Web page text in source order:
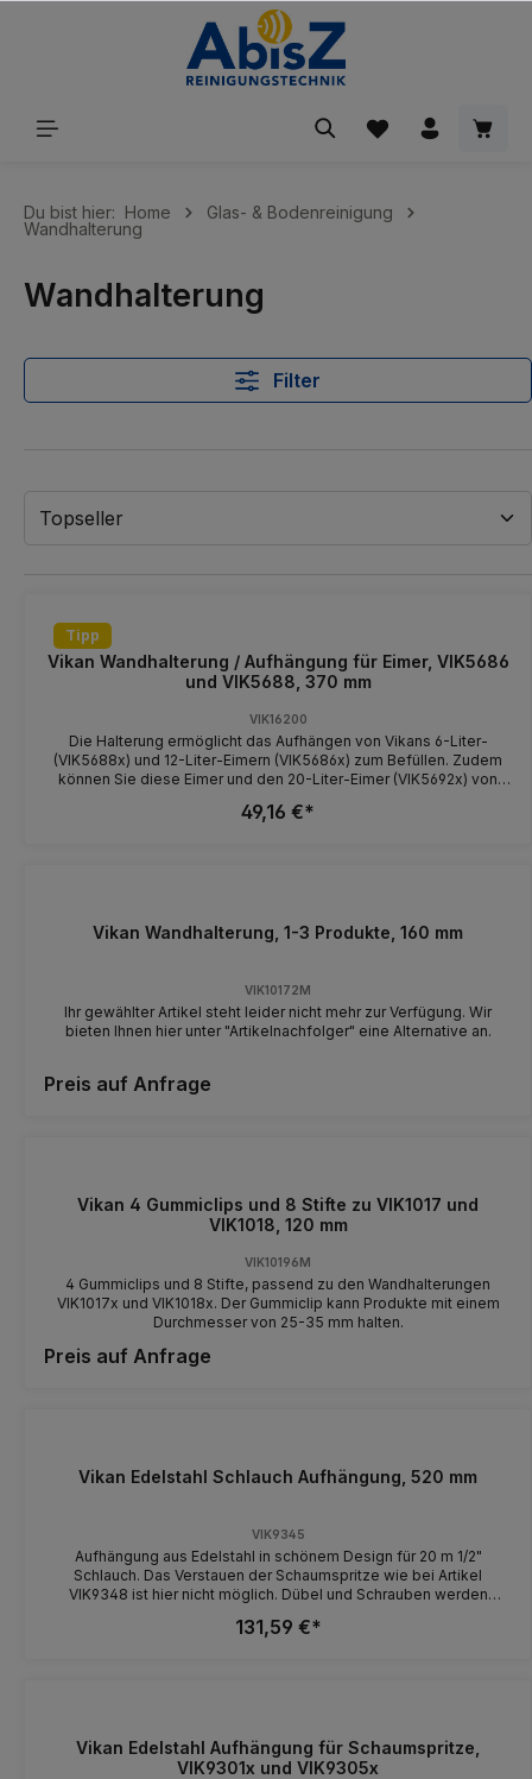
Du bist hier: Home
Glas- & Bodenreinigung
Wandhalterung
Wandhalterung
Filter
Tipp
Vikan Wandhalterung / Aufhängung für Eimer, VIK5686
und VIK5688, 370 mm
VIK16200
Die Halterung ermöglicht das Aufhängen von Vikans 6-Liter-
(VIK5688x) und 12-Liter-Eimern (VIK5686x) zum Befüllen. Zudem
können Sie diese Eimer und den 20-Liter-Eimer (VIK5692x) von
aufbewahren. Ein kleiner Haken an der Halterung ermöglicht die
49,16 €*
Vikan Wandhalterung, 1-3 Produkte, 160 mm
VIK10172M
Ihr gewählter Artikel steht leider nicht mehr zur Verfügung. Wir
bieten Ihnen hier unter "Artikelnachfolger" eine Alternative an.
Preis auf Anfrage
Vikan 4 Gummiclips und 8 Stifte zu VIK1017 und
VIK1018, 120 mm
VIK10196M
4 Gummiclips und 8 Stifte, passend zu den Wandhalterungen
VIK1017x und VIK1018x. Der Gummiclip kann Produkte mit einem
Durchmesser von 25-35 mm halten.
Preis auf Anfrage
Vikan Edelstahl Schlauch Aufhängung, 520 mm
VIK9345
Aufhängung aus Edelstahl in schönem Design für 20 m 1/2"
Schlauch. Das Verstauen der Schaumspritze wie bei Artikel
VIK9348 ist hier nicht möglich. Dübel und Schrauben werden
131,59 €*
Vikan Edelstahl Aufhängung für Schaumspritze,
VIK9301x und VIK9305x